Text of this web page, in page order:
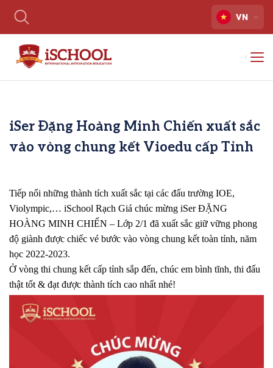
VN
iSer Đặng Hoàng Minh Chiến xuất sắc
vào vòng chung kết Vioedu cấp Tỉnh
Tiếp nối những thành tích xuất sắc tại các đấu trường IOE,
Violympic,… iSchool Rạch Giá chúc mừng iSer ĐẶNG
HOÀNG MINH CHIẾN – Lớp 2/1 đã xuất sắc giữ vững phong
độ giành được chiếc vé bước vào vòng chung kết toàn tỉnh, năm
học 2022-2023.
Ở vòng thi chung kết cấp tỉnh sắp đến, chúc em bình tĩnh, thi đấu
thật tốt & đạt được thành tích cao nhất nhé!